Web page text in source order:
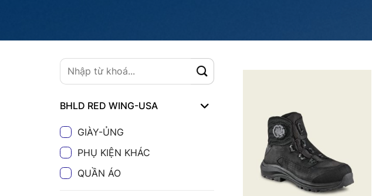
BHLD RED WING-USA
GIÀY-ỦNG
PHỤ KIỆN KHÁC
QUẦN ÁO